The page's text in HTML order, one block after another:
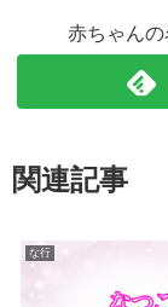
赤ちゃん
関連記事
な行